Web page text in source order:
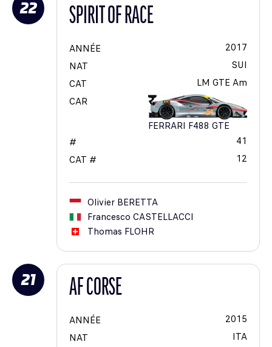
22 SPIRIT OF RACE
ANNÉE
2017
NAT
SUI
CAT
LM GTE Am
CAR
FERRARI F488 GTE
#
41
CAT #
12
Olivier BERETTA
Francesco CASTELLACCI
Thomas FLOHR
21 AF CORSE
ANNÉE
2015
NAT
ITA